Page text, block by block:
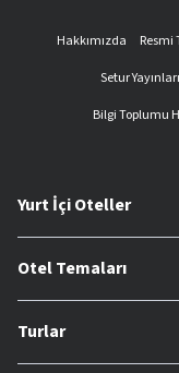
Hakkımızda Resmi
Setur Yayınları
Bilgi Toplumu
Yurt İçi Oteller
Otel Temaları
Turlar